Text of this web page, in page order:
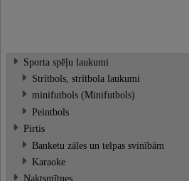
Sporta spēļu laukumi
Strītbols, strītbola laukumi
minifutbols (Minifutbols)
Peintbols
Pirtis
Banketu zāles un telpas svinībām
Karaoke
Naktsmītnes